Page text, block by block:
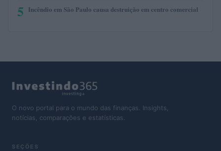
5 Incêndio em São Paulo causa destruição em centro comercial
O novo portal para o mundo das finanças. Insights,
notícias, comparações e estatísticas.
SEÇÕES